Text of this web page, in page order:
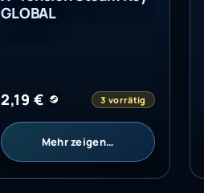
GLOBAL
2,19 € 3 vorrätig
Mehr zeigen…